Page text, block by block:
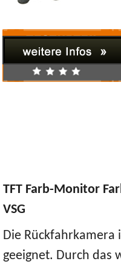
TFT Farb-Monitor
VSG
Die
geeignet. Durch das